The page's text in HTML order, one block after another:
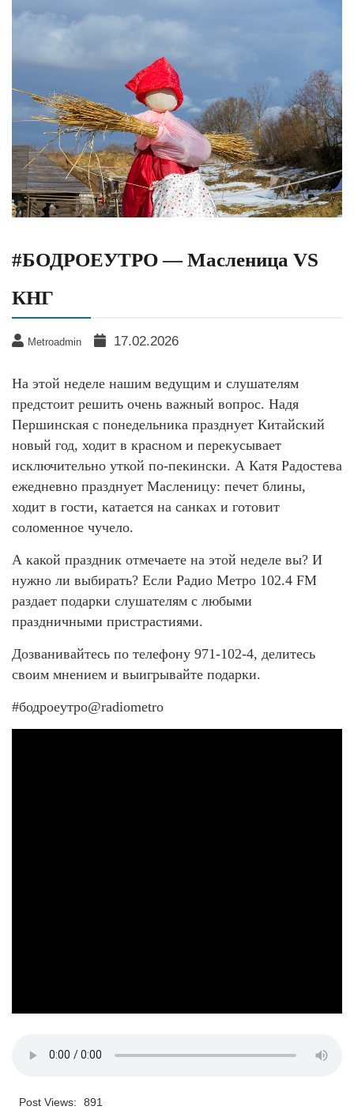
#БОДРОЕУТРО — Масленица VS
КНГ
Metroadmin 17.02.2026
На этой неделе нашим ведущим и слушателям
предстоит решить очень важный вопрос. Надя
Першинская с понедельника празднует Китайский
новый год, ходит в красном и перекусывает
исключительно уткой по-пекински. А Катя Радостева
ежедневно празднует Масленицу: печет блины,
ходит в гости, катается на санках и готовит
соломенное чучело.
А какой праздник отмечаете на этой неделе вы? И
нужно ли выбирать? Если Радио Метро 102.4 FM
раздает подарки слушателям с любыми
праздничными пристрастиями.
Дозванивайтесь по телефону 971-102-4, делитесь
своим мнением и выигрывайте подарки.
#бодроеутро@radiometro
Post Views: 891